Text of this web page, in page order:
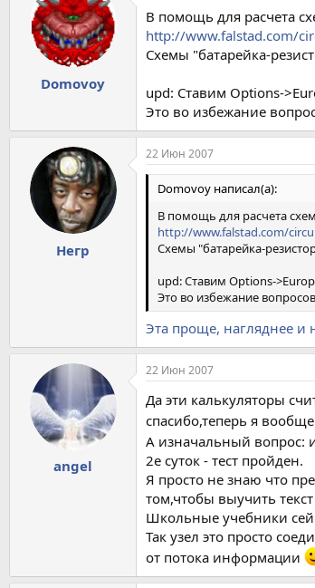
Domovoy
В помощь для расчета
http://www.falstad.com/
Схемы "батарейка-
upd: Ставим Options-
Это во избежание
Негр
22 Июн 2007
Domovoy написал(а):
В помощь для расчета
http://www.falstad.com/
Схемы "батарейка-
upd: Ставим Options-
Это во избежание
Эта проще, нагляднее и
angel
22 Июн 2007
Да эти калькуляторы
спасибо,теперь я
А изначальный вопрос:
2е суток - тест пройден.
Я просто не знаю что
том,чтобы выучить
Школьные учебники
Так узел это просто
от потока информации